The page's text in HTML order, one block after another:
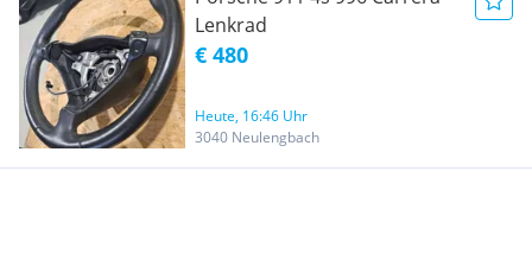
Lenkrad
€ 480
Heute, 16:46 Uhr
3040 Neulengbach